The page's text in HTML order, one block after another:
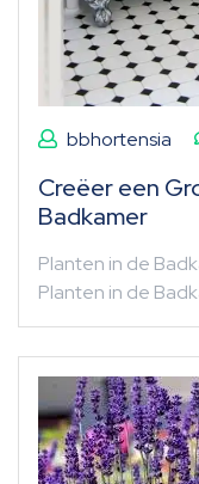
bbhortensia
Creëer een
Badkamer
Planten in de
Planten in de